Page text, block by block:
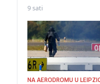
9 sati
NA AERODROMU U